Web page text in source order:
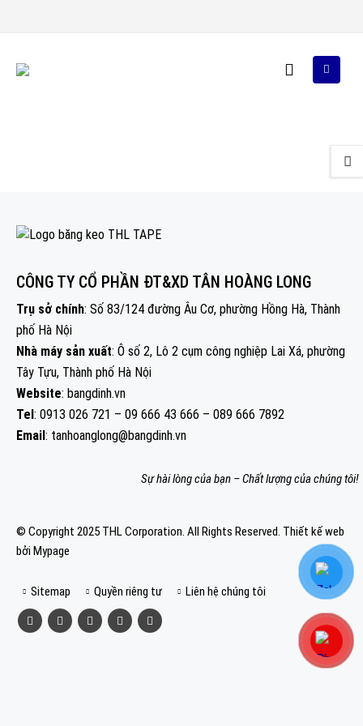
CÔNG TY CỔ PHẦN ĐT&XD TÂN HOÀNG LONG
Trụ sở chính: Số 83/124 đường Âu Cơ, phường Hồng Hà, Thành
phố Hà Nội
Nhà máy sản xuất: Ô số 2, Lô 2 cụm công nghiệp Lai Xá, phường
Tây Tựu, Thành phố Hà Nội
Website: bangdinh.vn
Tel: 0913 026 721 – 09 666 43 666 – 089 666 7892
Email: tanhoanglong@bangdinh.vn
Sự hài lòng của bạn – Chất lượng của chúng tôi!
© Copyright 2025 THL Corporation. All Rights Reserved. Thiết kế web
bởi Mypage
Sitemap Quyền riêng tư Liên hệ chúng tôi